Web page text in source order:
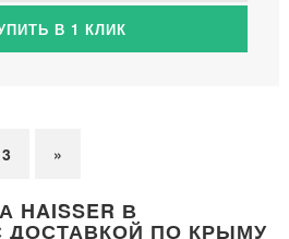
В 1 КЛИК
3 »
В
ДОСТАВКОЙ ПО КРЫМУ